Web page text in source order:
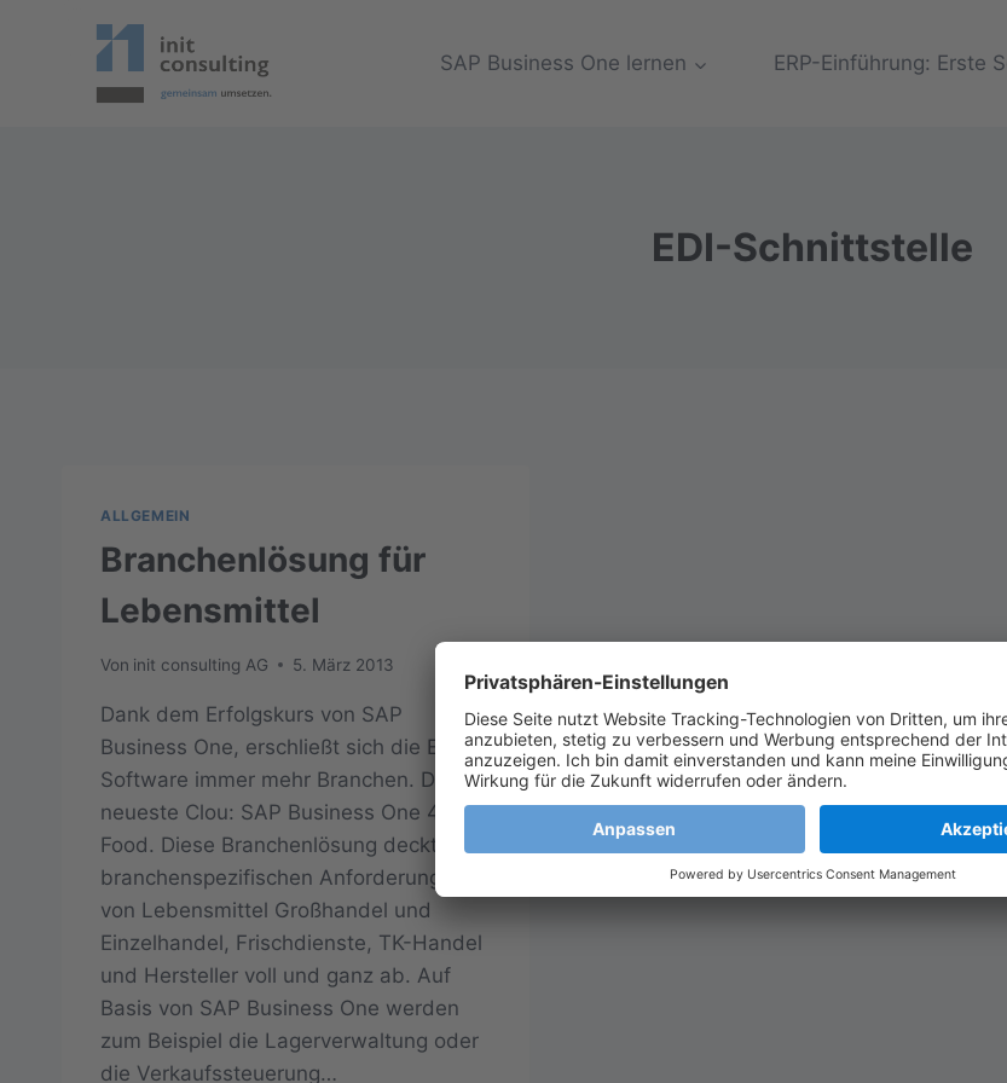
SAP Business One lernen ERP-Einführung: Erste
EDI-Schnittstelle
ALLGEMEIN
Branchenlösung für
Lebensmittel
Von init consulting AG 5. März 2013
Dank dem Erfolgskurs von SAP
Business One, erschließt sich die ERP-
Software immer mehr Branchen. Der
neueste Clou: SAP Business One 4
Food. Diese Branchenlösung deckt die
branchenspezifischen Anforderungen
von Lebensmittel Großhandel und
Einzelhandel, Frischdienste, TK-Handel
und Hersteller voll und ganz ab. Auf
Basis von SAP Business One werden
zum Beispiel die Lagerverwaltung oder
die Verkaufssteuerung…